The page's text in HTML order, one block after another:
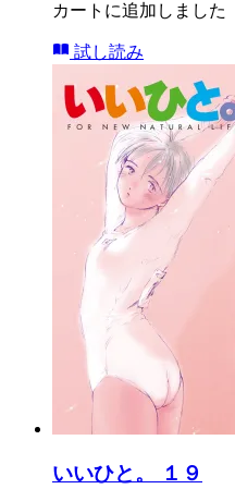
カートに追加しました
試し読み
いいひと。 １９